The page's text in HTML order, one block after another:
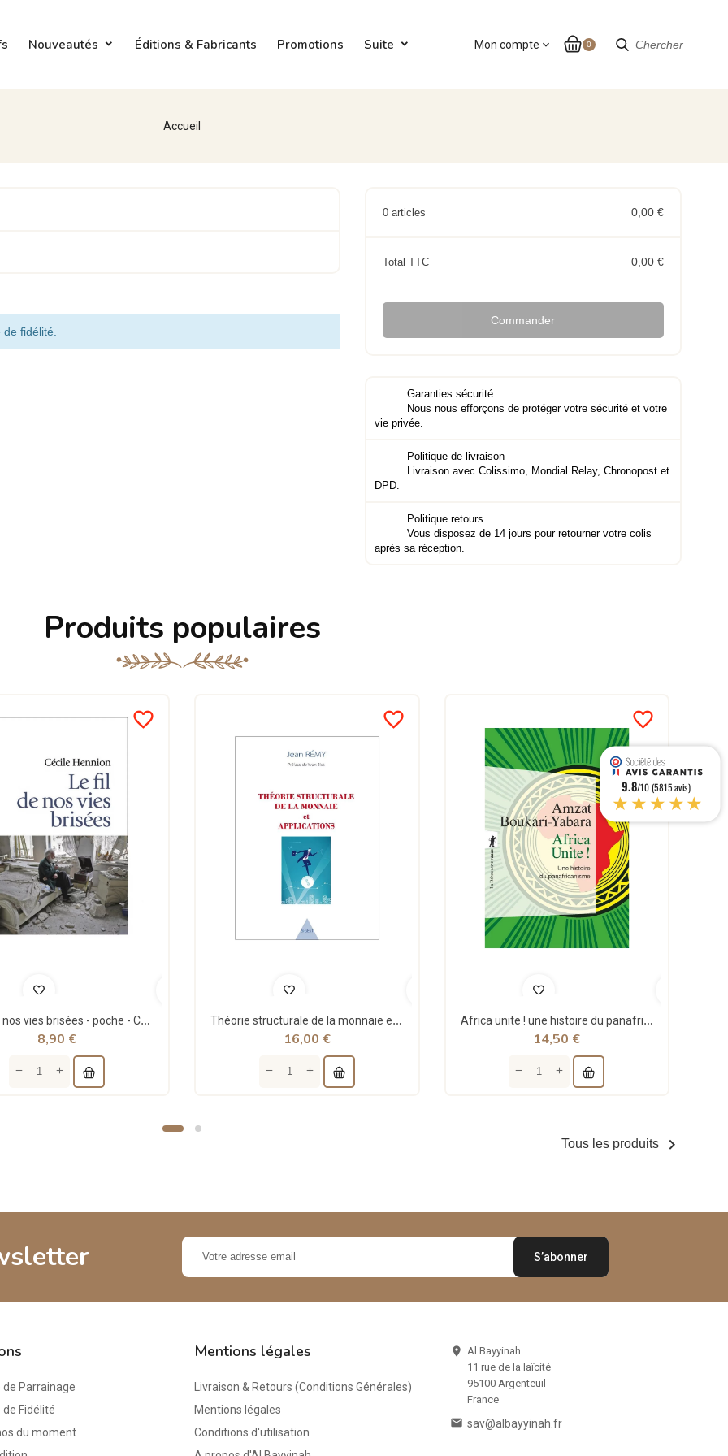
Chercher
Nouveautés Éditions & Fabricants Promotions Suite 0
Mon compte expand_more
Accueil
fidélité.
0 articles 0,00 €
Total TTC 0,00 €
Commander
Garanties sécurité
Nous nous efforçons de protéger votre sécurité et votre
vie privée.
Politique de livraison
Livraison avec Colissimo, Mondial Relay, Chronopost et
DPD.
Politique retours
Vous disposez de 14 jours pour retourner votre colis
après sa réception.
Produits populaires
favorite_border
Le fil de nos vies brisées - poche - Cécile Hennion - Points
8,90 €
favorite_border
Théorie structurale de la monnaie et applications - Jean Rémy - Sigest
16,00 €
favorite_border
Africa unite ! une histoire du panafricanisme - poche - Amzat Boukari-yabara - La découverte
14,50 €
Tous les produits 
Parrainage
Fidélité
du moment
Mentions légales
Livraison & Retours (Conditions Générales)
Mentions légales
Conditions d'utilisation
 Al Bayyinah
11 rue de la laïcité
95100 Argenteuil
France
 sav@albayyinah.fr
9.8/10 (5815 avis)
★★★★★